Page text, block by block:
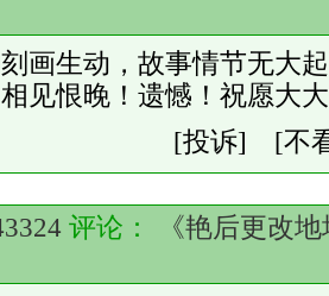
画生动，故事情节无大
见恨晚！遗憾！祝愿大
[投诉] [不
评论：
《艳后更改